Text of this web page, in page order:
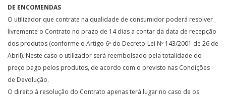
DE ENCOMENDAS
O utilizador que contrate na qualidade de consumidor poderá resolver
livremente o Contrato no prazo de 14 dias a contar da data de recepção
dos produtos (conforme o Artigo 6º do Decreto-Lei Nº 143/2001 de 26 de
Abril). Neste caso o utilizador será reembolsado pela totalidade do
preço pago pelos produtos, de acordo com o previsto nas Condições
de Devolução.
O direito à resolução do Contrato apenas terá lugar no caso de os